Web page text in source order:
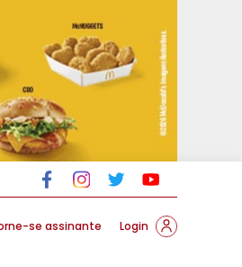
se assinante Login